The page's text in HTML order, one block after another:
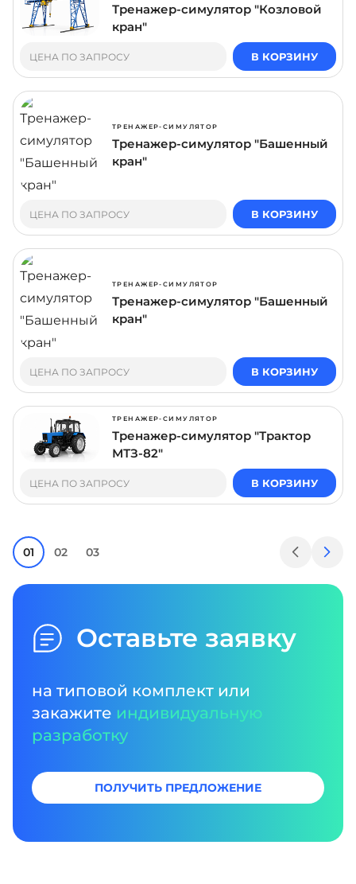
Тренажер-симулятор "Козловой
кран"
ЦЕНА ПО ЗАПРОСУ В КОРЗИНУ
ТРЕНАЖЕР-СИМУЛЯТОР
Тренажер-симулятор "Башенный
кран"
ЦЕНА ПО ЗАПРОСУ В КОРЗИНУ
ТРЕНАЖЕР-СИМУЛЯТОР
Тренажер-симулятор "Башенный
кран"
ЦЕНА ПО ЗАПРОСУ В КОРЗИНУ
ТРЕНАЖЕР-СИМУЛЯТОР
Тренажер-симулятор "Трактор
МТЗ-82"
ЦЕНА ПО ЗАПРОСУ В КОРЗИНУ
01 02 03
Оставьте заявку
на типовой комплект или
закажите индивидуальную
разработку
ПОЛУЧИТЬ ПРЕДЛОЖЕНИЕ